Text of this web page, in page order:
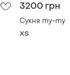
3200 грн
Cукня my-my
ХS